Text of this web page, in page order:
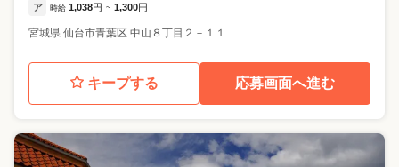
ア 時給 1,038円 ~ 1,300円
宮城県 仙台市青葉区 中山８丁目２－１１
キープする 応募画面へ進む